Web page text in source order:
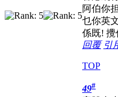
阿伯你
乜你英
係既! 攪
回覆 引
TOP
49#